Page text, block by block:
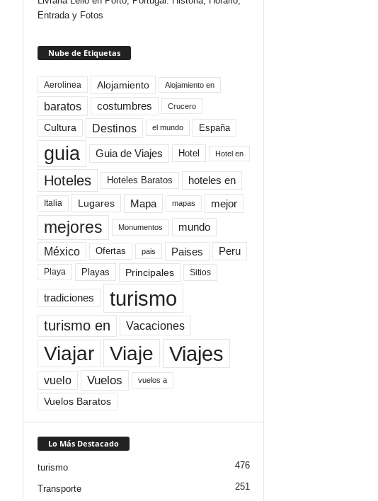
Entrada y Fotos
Nube de Etiquetas
Aerolinea Alojamiento Alojamiento en
baratos costumbres Crucero
Cultura Destinos el mundo España
guia Guia de Viajes Hotel Hotel en
Hoteles Hoteles Baratos hoteles en
Italia Lugares Mapa mapas mejor
mejores Monumentos mundo
México Ofertas pais Paises Peru
Playa Playas Principales Sitios
tradiciones turismo
turismo en Vacaciones
Viajar Viaje Viajes
vuelo Vuelos vuelos a
Vuelos Baratos
Lo Más Destacado
turismo 476
Transporte 251